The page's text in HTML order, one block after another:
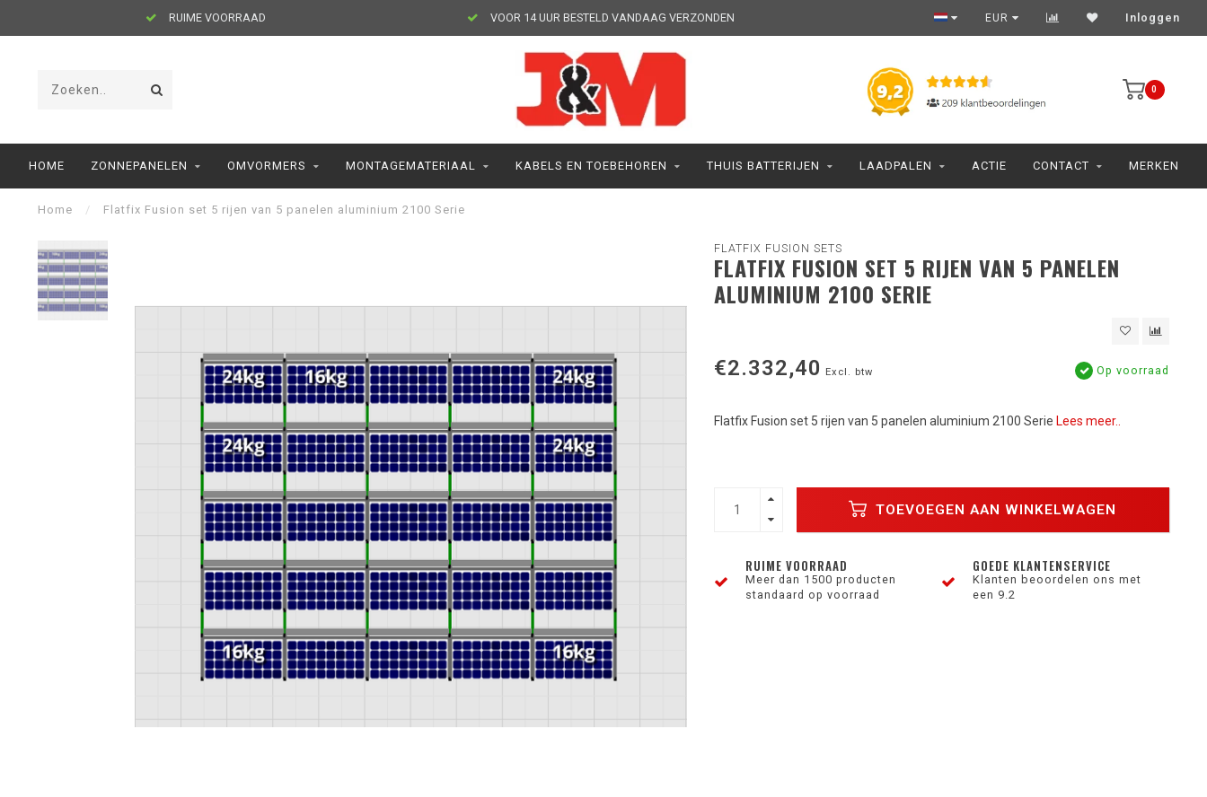
RUIME VOORRAAD VOOR 14 UUR BESTELD VANDAAG VERZONDEN EUR Inloggen
0
HOME ZONNEPANELEN OMVORMERS MONTAGEMATERIAAL KABELS EN TOEBEHOREN THUIS BATTERIJEN LAADPALEN ACTIE CONTACT MERKEN
Home / Flatfix Fusion set 5 rijen van 5 panelen aluminium 2100 Serie
FLATFIX FUSION SETS
FLATFIX FUSION SET 5 RIJEN VAN 5 PANELEN
ALUMINIUM 2100 SERIE
€2.332,40 Excl. btw Op voorraad
Flatfix Fusion set 5 rijen van 5 panelen aluminium 2100 Serie Lees meer..
TOEVOEGEN AAN WINKELWAGEN
RUIME VOORRAAD
Meer dan 1500 producten
standaard op voorraad
GOEDE KLANTENSERVICE
Klanten beoordelen ons met
een 9.2